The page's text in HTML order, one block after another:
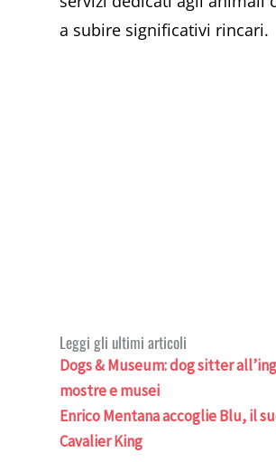
a subire significativi rincari.
Leggi gli ultimi articoli
Dogs & Museum: dog sitter
mostre e musei
Enrico Mentana accoglie Blu, il
Cavalier King